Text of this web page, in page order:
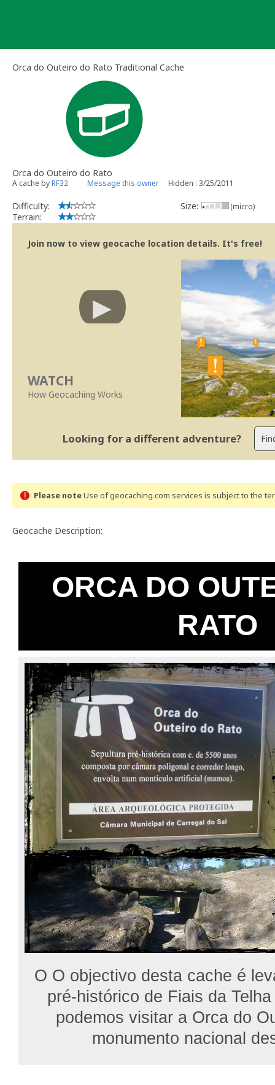
Orca do Outeiro do Rato Traditional Cache
Orca do Outeiro do Rato
A cache byRF32 Message this owner Hidden : 3/25/2011
Difficulty:
Terrain:
Size: (micro)
Join now to view geocache location details. It's free!
WATCH
How Geocaching Works
Looking for a different adventure?
Please noteUse of geocaching.com services is subject to the
Geocache Description:
ORCA DO
RATO
O O objectivo desta cache é
pré-histórico de Fiais da
podemos visitar a Orca do
monumento nacional